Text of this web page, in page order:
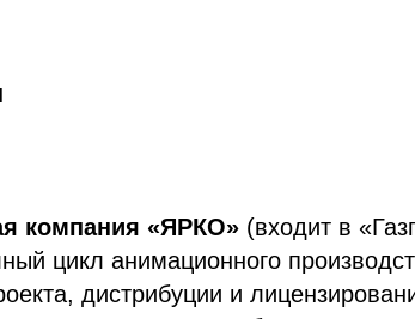
компания «ЯРКО» (входит в
цикл анимационного
дистрибуции и